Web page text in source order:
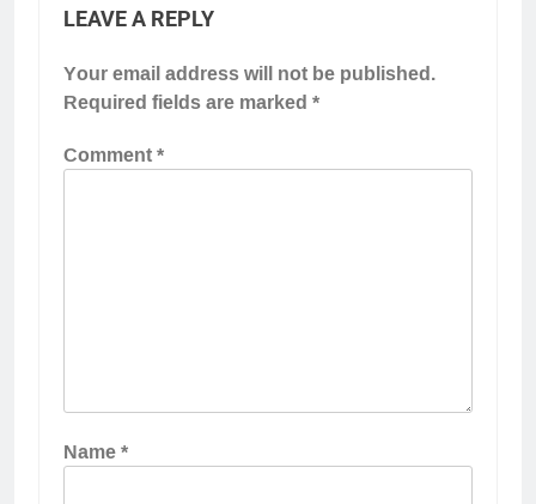
LEAVE A REPLY
Your email address will not be published.
Required fields are marked*
Comment*
Name*